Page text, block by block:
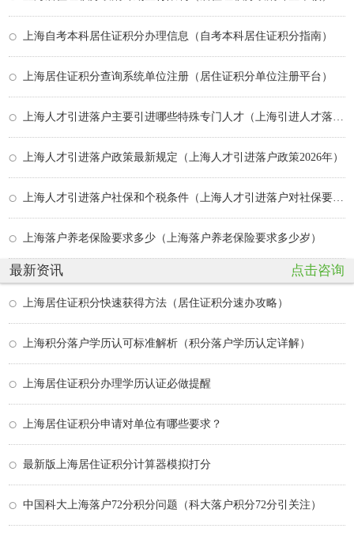
上海自考本科居住证积分办理信息（自考本科居住证积分指南）
上海居住证积分查询系统单位注册（居住证积分单位注册平台）
上海人才引进落户政策最新规定（上海人才引进落户政策2026年）
上海落户养老保险要求多少（上海落户养老保险要求多少岁）
最新资讯 点击咨询
上海居住证积分快速获得方法（居住证积分速办攻略）
上海积分落户学历认可标准解析（积分落户学历认定详解）
上海居住证积分办理学历认证必做提醒
上海居住证积分申请对单位有哪些要求？
最新版上海居住证积分计算器模拟打分
中国科大上海落户72分积分问题（科大落户积分72分引关注）